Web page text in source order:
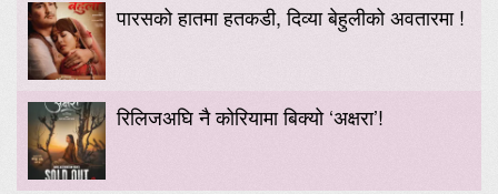
पारसको हातमा हतकडी, दिव्या बेहुलीको अवतारमा !
रिलिजअघि नै कोरियामा बिक्यो ‘अक्षरा’!